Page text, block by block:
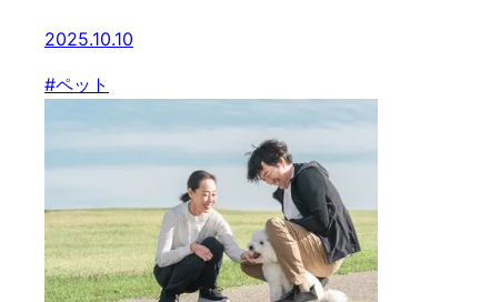
2025.10.10
#ペット